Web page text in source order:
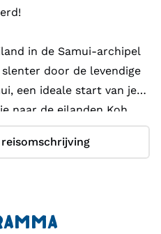
in de Samui-archipel
door de levendige
een ideale start van je
naar de eilanden Koh
hagelwitte stranden
op je wachten. Het
van Krabi waar